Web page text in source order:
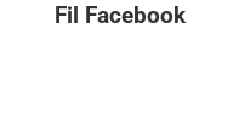
Fil Facebook